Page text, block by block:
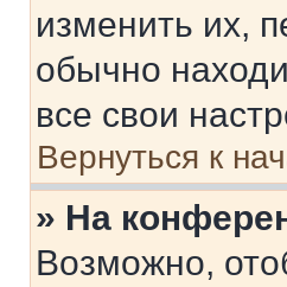
изменить их,
обычно
все свои
Вернуться к
» На
Возможно,